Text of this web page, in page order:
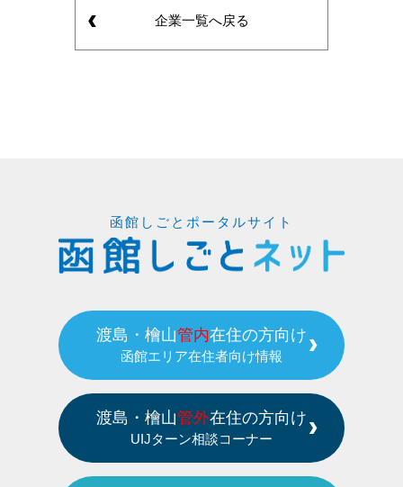
企業一覧へ戻る
函館しごとポータルサイト
渡島・檜山管内在住の方向け
函館エリア在住者向け情報
渡島・檜山管外在住の方向け
UIJターン相談コーナー